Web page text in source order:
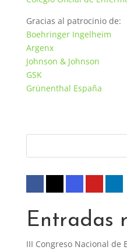
Gracias al patrocinio de:
Boehringer Ingelheim
Argenx
Johnson & Johnson
GSK
Grünenthal España
Entradas
III Congreso Nacional de